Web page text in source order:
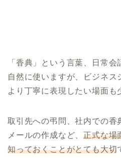
「香典」という言葉、日常会
自然に使いますが、ビジネス
より丁寧に表現したい場面も
取引先への弔問、社内での香
メールの作成など、正式な場
知っておくことがとても大切